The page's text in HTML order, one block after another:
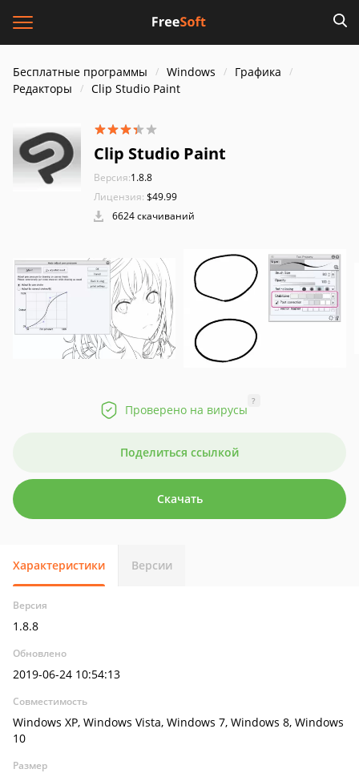
Бесплатные программы Windows
Графика
Редакторы
Clip Studio Paint
Clip Studio Paint
Версия:1.8.8
Лицензия: $49.99
6624 скачиваний
Проверено на вирусы
?
Поделиться ссылкой
Скачать
Характеристики Версии
Версия
1.8.8
Обновлено
2019-06-24 10:54:13
Совместимость
Windows XP, Windows Vista, Windows 7, Windows 8, Windows
10
Размер